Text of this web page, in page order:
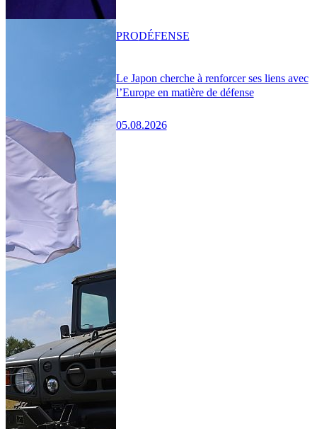
Le Japon cherche à renforcer ses liens avec
l’Europe en matière de défense
05.08.2026
PRODÉFENSE